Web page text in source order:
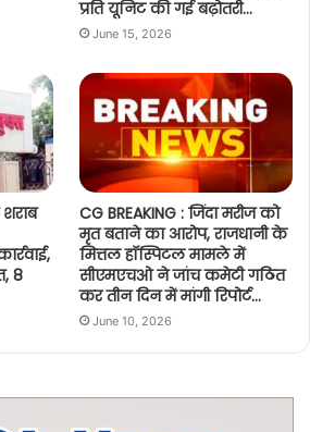
प्रति यूनिट की गई बढ़ोतरी…
June 15, 2026
शराब
8
CG BREAKING : जिंदा मरीज को
मृत बताने का आरोप, राजधानी के
मित्तल हॉस्पिटल मामले में
सीएमएचओ ने जांच कमेटी गठित
कर तीन दिन में मांगी रिपोर्ट…
June 10, 2026